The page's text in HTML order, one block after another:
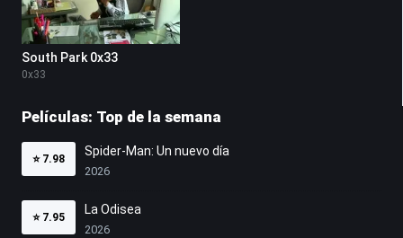
South Park 0x33
0x33
Películas: Top de la semana
⭐ 7.98
Spider-Man: Un nuevo día
2026
⭐ 7.95
La Odisea
2026